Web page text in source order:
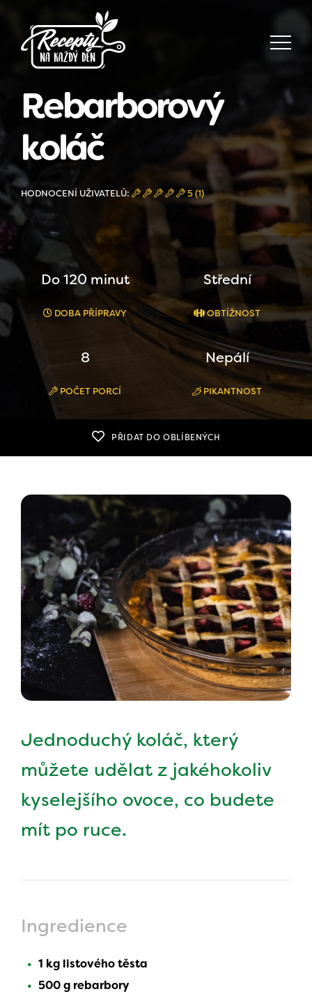
Rebarborový
koláč
HODNOCENÍ UŽIVATELŮ: 5 (1)
Do 120 minut
DOBA PŘÍPRAVY
Střední
OBTÍŽNOST
8
POČET PORCÍ
Nepálí
PIKANTNOST
PŘIDAT DO OBLÍBENÝCH
Jednoduchý koláč, který
můžete udělat z jakéhokoliv
kyselejšího ovoce, co budete
mít po ruce.
Ingredience
1 kg listového těsta
500 g rebarbory